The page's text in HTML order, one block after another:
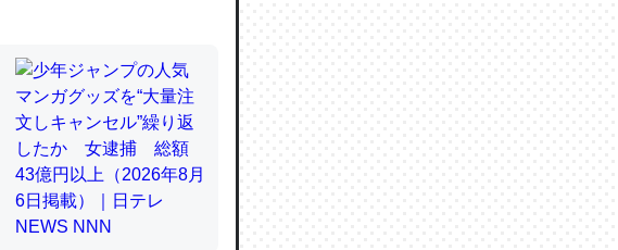
ロギのカルシウム分はエビ
」に関する新仮説